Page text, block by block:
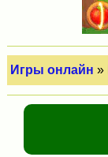
Игры онлайн »